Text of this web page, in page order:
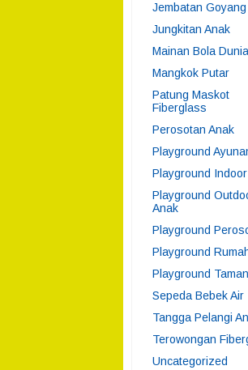
Jembatan
Jungkitan Anak
Mainan Bola Dunia
Mangkok Putar
Patung Maskot
Fiberglass
Perosotan Anak
Playground
Playground Indoor
Playground
Anak
Playground
Playground
Playground
Sepeda Bebek Air
Tangga Pelangi
Terowongan
Uncategorized